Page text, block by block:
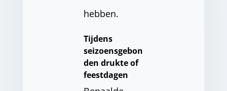
hebben.
Tijdens
seizoensgebon
den drukte of
feestdagen